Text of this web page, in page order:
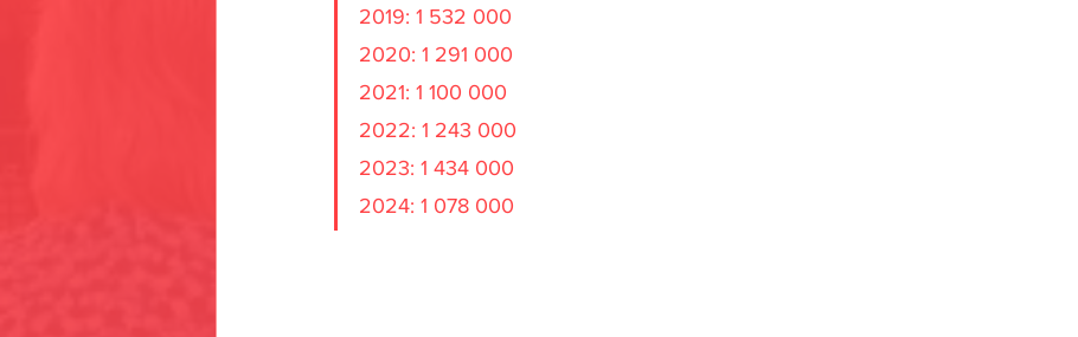
2019: 1 532 000
2020: 1 291 000
2021: 1 100 000
2022: 1 243 000
2023: 1 434 000
2024: 1 078 000